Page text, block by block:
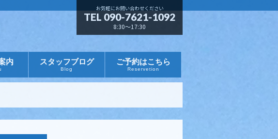
お気軽にお問い合わせください
TEL 090-7621-1092
8:30～17:30
内 スタッフブログ
Blog
ご予約はこちら
Reservetion